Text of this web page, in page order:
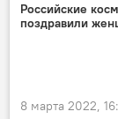
Российские
поздравили
8 марта 2022,